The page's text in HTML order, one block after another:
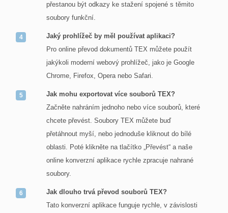
přestanou být odkazy ke stažení spojené s těmito
soubory funkční.
Jaký prohlížeč by měl používat aplikaci?
Pro online převod dokumentů TEX můžete použít
jakýkoli moderní webový prohlížeč, jako je Google
Chrome, Firefox, Opera nebo Safari.
Jak mohu exportovat více souborů TEX?
Začněte nahráním jednoho nebo více souborů, které
chcete převést. Soubory TEX můžete buď
přetáhnout myší, nebo jednoduše kliknout do bílé
oblasti. Poté klikněte na tlačítko „Převést“ a naše
online konverzní aplikace rychle zpracuje nahrané
soubory.
Jak dlouho trvá převod souborů TEX?
Tato konverzní aplikace funguje rychle, v závislosti